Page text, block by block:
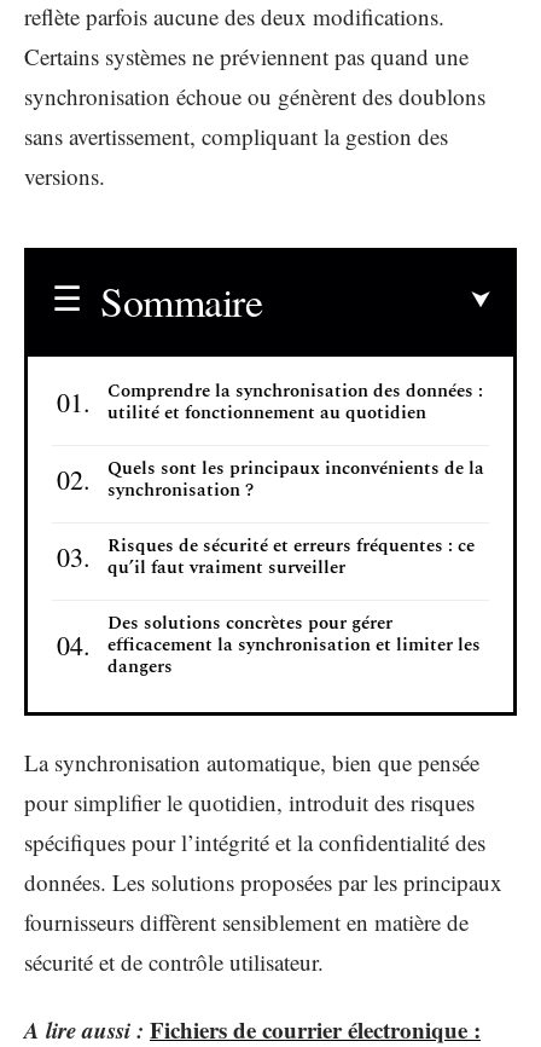
reflète parfois aucune des deux modifications.
Certains systèmes ne préviennent pas quand une
synchronisation échoue ou génèrent des doublons
sans avertissement, compliquant la gestion des
versions.
Sommaire
Comprendre la synchronisation des données :
utilité et fonctionnement au quotidien
Quels sont les principaux inconvénients de la
synchronisation ?
Risques de sécurité et erreurs fréquentes : ce
qu’il faut vraiment surveiller
Des solutions concrètes pour gérer
efficacement la synchronisation et limiter les
dangers
La synchronisation automatique, bien que pensée
pour simplifier le quotidien, introduit des risques
spécifiques pour l’intégrité et la confidentialité des
données. Les solutions proposées par les principaux
fournisseurs diffèrent sensiblement en matière de
sécurité et de contrôle utilisateur.
A lire aussi : Fichiers de courrier électronique :